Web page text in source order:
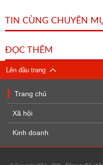
TIN CÙNG CHUYÊN
ĐỌC THÊM
Lên đầu trang
Trang chủ
Xã hội
Kinh doanh